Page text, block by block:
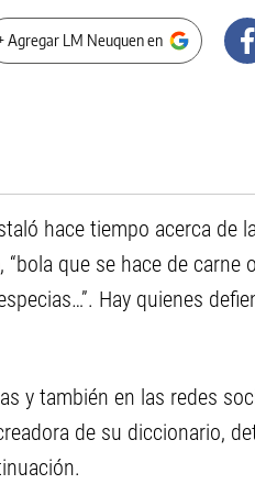
Agregar LM Neuquen en
hace tiempo acerca de
, “bola que se hace de carne
Hay quienes
y también en las redes
de su diccionario,